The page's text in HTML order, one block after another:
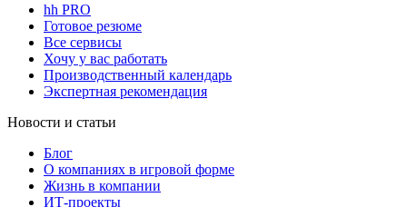
hh PRO
Готовое резюме
Все сервисы
Хочу у вас работать
Производственный календарь
Экспертная рекомендация
Новости и статьи
Блог
О компаниях в игровой форме
Жизнь в компании
ИТ-проекты